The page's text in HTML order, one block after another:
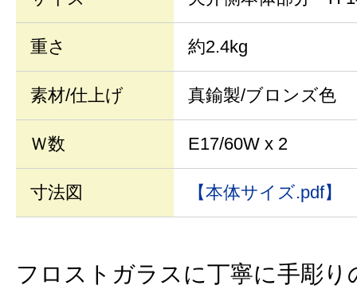
重さ 約2.4kg
素材/仕上げ 真鍮製/ブロンズ色
Ｗ数 E17/60W x 2
寸法図 【本体サイズ.pdf】
フロストガラスに丁寧に手彫り